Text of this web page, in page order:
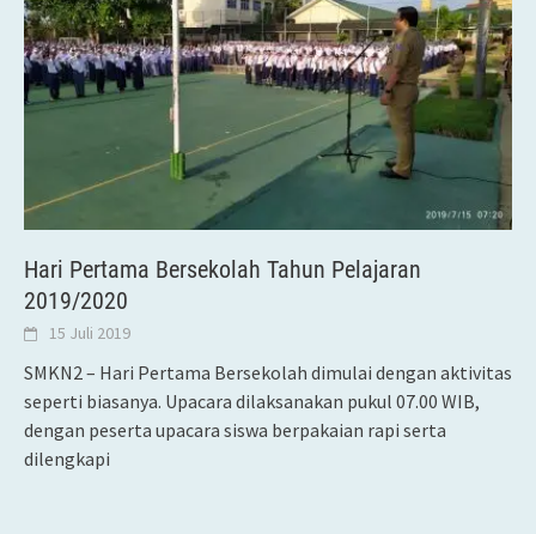
Hari Pertama Bersekolah Tahun Pelajaran
2019/2020
15 Juli 2019
SMKN2 – Hari Pertama Bersekolah dimulai dengan aktivitas
seperti biasanya. Upacara dilaksanakan pukul 07.00 WIB,
dengan peserta upacara siswa berpakaian rapi serta
dilengkapi